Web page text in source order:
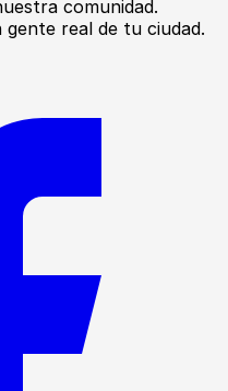
comunidad.
real de tu ciudad.